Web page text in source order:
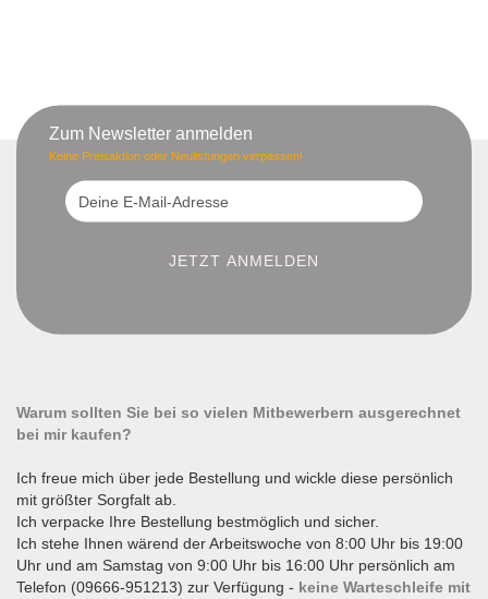
Zum Newsletter anmelden
Keine Preisaktion oder Neulistungen verpassen!
Warum sollten Sie bei so vielen Mitbewerbern ausgerechnet
bei mir kaufen?
Ich freue mich über jede Bestellung und wickle diese persönlich
mit größter Sorgfalt ab.
Ich verpacke Ihre Bestellung bestmöglich und sicher.
Ich stehe Ihnen wärend der Arbeitswoche von 8:00 Uhr bis 19:00
Uhr und am Samstag von 9:00 Uhr bis 16:00 Uhr persönlich am
Telefon (09666-951213) zur Verfügung - keine Warteschleife mit